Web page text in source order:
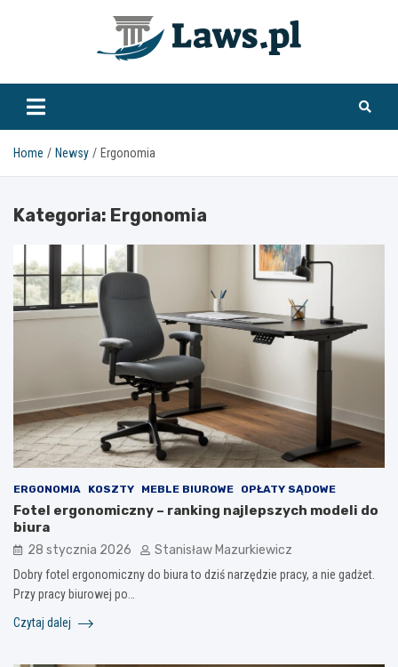
www.laws.pl
Home Newsy Ergonomia
Kategoria: Ergonomia
ERGONOMIA KOSZTY MEBLE BIUROWE OPŁATY SĄDOWE
Fotel ergonomiczny – ranking najlepszych modeli do
biura
28 stycznia 2026 Stanisław Mazurkiewicz
Dobry fotel ergonomiczny do biura to dziś narzędzie pracy, a nie gadżet.
Przy pracy biurowej po…
Czytaj dalej